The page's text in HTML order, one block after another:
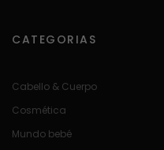
CATEGORIAS
Cabello & Cuerpo
Cosmética
Mundo bebé